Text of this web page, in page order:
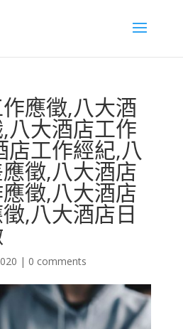
應徵,八大酒
八大酒店工作
店工作經紀,八
徵,八大酒店
徵,八大酒店
,八大酒店日
| 0 comments